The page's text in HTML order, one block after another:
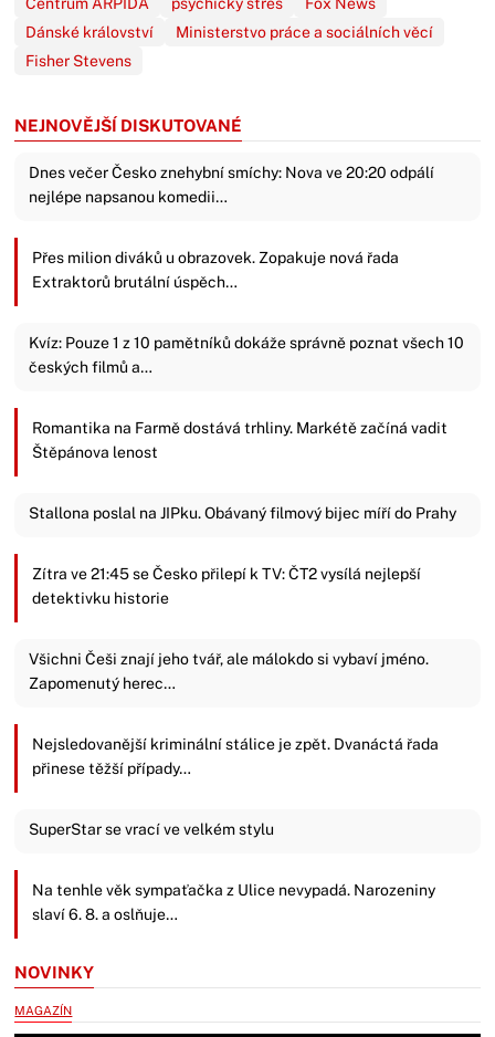
Dánské království
Ministerstvo práce a sociálních věcí
Fisher Stevens
NEJNOVĚJŠÍ DISKUTOVANÉ
Dnes večer Česko znehybní smíchy: Nova ve 20:20 odpálí
nejlépe napsanou komedii…
Přes milion diváků u obrazovek. Zopakuje nová řada
Extraktorů brutální úspěch…
Kvíz: Pouze 1 z 10 pamětníků dokáže správně poznat všech 10
českých filmů a…
Romantika na Farmě dostává trhliny. Markétě začíná vadit
Štěpánova lenost
Stallona poslal na JIPku. Obávaný filmový bijec míří do Prahy
Zítra ve 21:45 se Česko přilepí k TV: ČT2 vysílá nejlepší
detektivku historie
Všichni Češi znají jeho tvář, ale málokdo si vybaví jméno.
Zapomenutý herec…
Nejsledovanější kriminální stálice je zpět. Dvanáctá řada
přinese těžší případy…
SuperStar se vrací ve velkém stylu
Na tenhle věk sympaťačka z Ulice nevypadá. Narozeniny
slaví 6. 8. a oslňuje…
NOVINKY
MAGAZÍN